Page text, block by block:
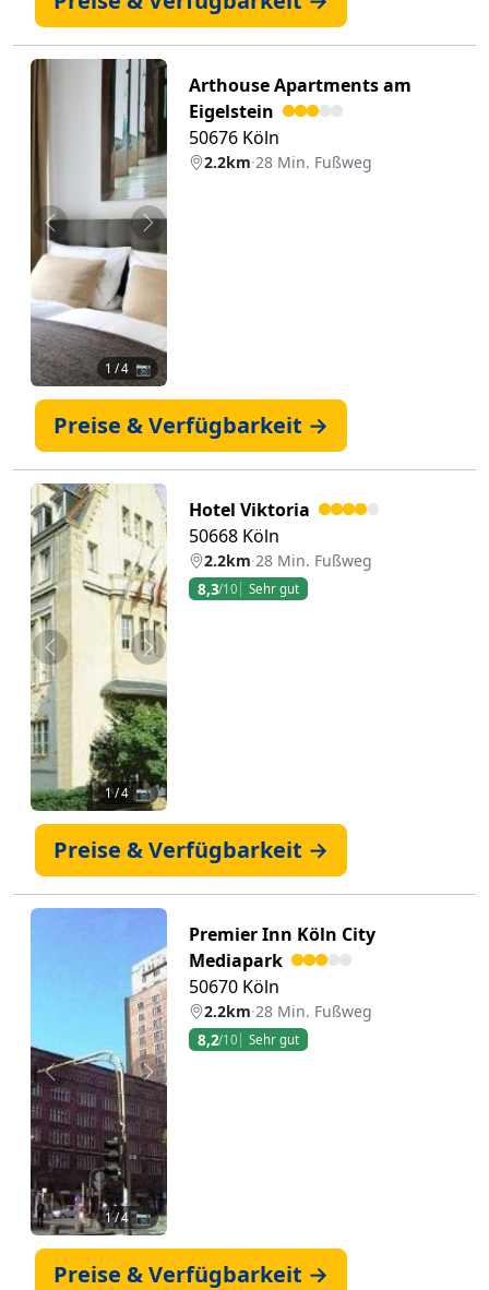
Zurück Weiter
1 / 4 📷
Arthouse Apartments am
Eigelstein
50676 Köln
2.2km·28 Min. Fußweg
Preise & Verfügbarkeit →
Zurück Weiter
1/ 4 📷
Hotel Viktoria
50668 Köln
2.2km·28 Min. Fußweg
8,3/10 Sehr gut
Preise & Verfügbarkeit →
Zurück Weiter
1/ 4 📷
Premier Inn Köln City
Mediapark
50670 Köln
2.2km·28 Min. Fußweg
8,2/10 Sehr gut
Preise & Verfügbarkeit →